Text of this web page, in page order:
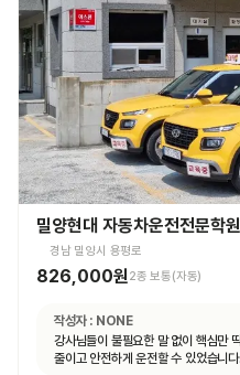
밀양현대 자동차운전전문학원
경남 밀양시 용평로
826,000원 2종 보통(자동)
작성자 : NONE
강사님들이 불필요한 말 없이 핵심만
줄이고 안전하게 운전할 수 있었습니